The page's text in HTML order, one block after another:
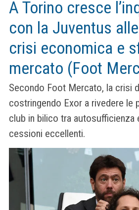
A Torino cresce
con la Juventus
crisi economica e
mercato (Foot
Secondo Foot Mercato, la crisi
costringendo Exor a rivedere le
club in bilico tra autosufficienza
cessioni eccellenti.